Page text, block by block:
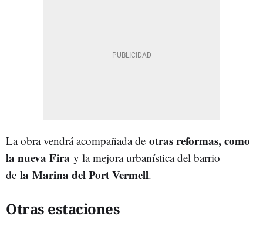
La obra vendrá acompañada de otras reformas, como
la nueva Fira y la mejora urbanística del barrio
de la Marina del Port Vermell.
Otras estaciones